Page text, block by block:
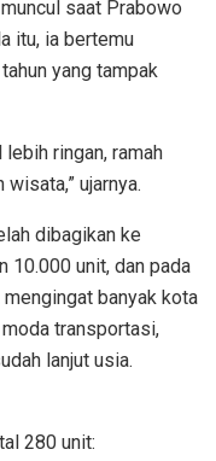
saat Prabowo
itu, ia bertemu
yang tampak
ringan, ramah
ujarnya.
dibagikan ke
10.000 unit, dan pada
banyak kota
transportasi,
lanjut usia.
280 unit: